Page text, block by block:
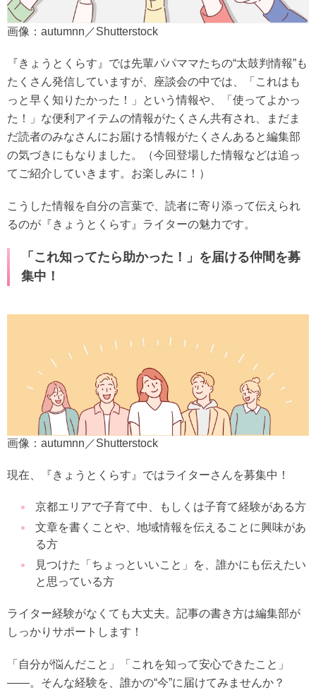
画像：autumnn／Shutterstock
『きょうとくらす』では先輩パパママたちの“太鼓判情報”も
たくさん発信していますが、座談会の中では、「これはも
っと早く知りたかった！」という情報や、「使ってよかっ
た！」な便利アイテムの情報がたくさん共有され、まだま
だ読者のみなさんにお届ける情報がたくさんあると編集部
の気づきにもなりました。（今回登場した情報などは追っ
てご紹介していきます。お楽しみに！）
こうした情報を自分の言葉で、読者に寄り添って伝えられ
るのが『きょうとくらす』ライターの魅力です。
「これ知ってたら助かった！」を届ける仲間を募
集中！
画像：autumnn／Shutterstock
現在、『きょうとくらす』ではライターさんを募集中！
京都エリアで子育て中、もしくは子育て経験がある方
文章を書くことや、地域情報を伝えることに興味があ
る方
見つけた「ちょっといいこと」を、誰かにも伝えたい
と思っている方
ライター経験がなくても大丈夫。記事の書き方は編集部が
しっかりサポートします！
「自分が悩んだこと」「これを知って安心できたこと」
――。そんな経験を、誰かの“今”に届けてみませんか？